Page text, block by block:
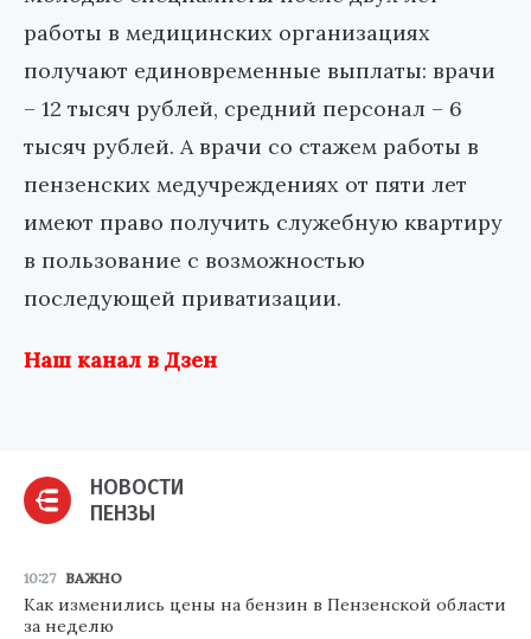
работы в медицинских организациях
получают единовременные выплаты: врачи
– 12 тысяч рублей, средний персонал – 6
тысяч рублей. А врачи со стажем работы в
пензенских медучреждениях от пяти лет
имеют право получить служебную квартиру
в пользование с возможностью
последующей приватизации.
Наш канал в Дзен
НОВОСТИ
ПЕНЗЫ
10:27 ВАЖНО
Как изменились цены на бензин в Пензенской области
за неделю